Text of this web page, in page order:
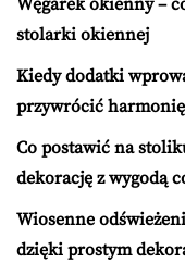
Węgarek okienny –
stolarki okiennej
Kiedy dodatki
przywrócić
Co postawić na
dekorację z wygodą
Wiosenne
dzięki prostym